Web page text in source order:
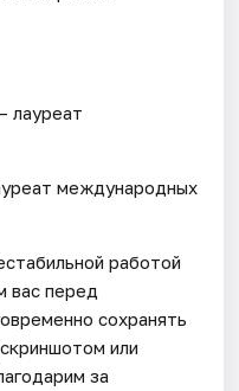
лауреат
международных
работой
вас перед
сохранять
или
за